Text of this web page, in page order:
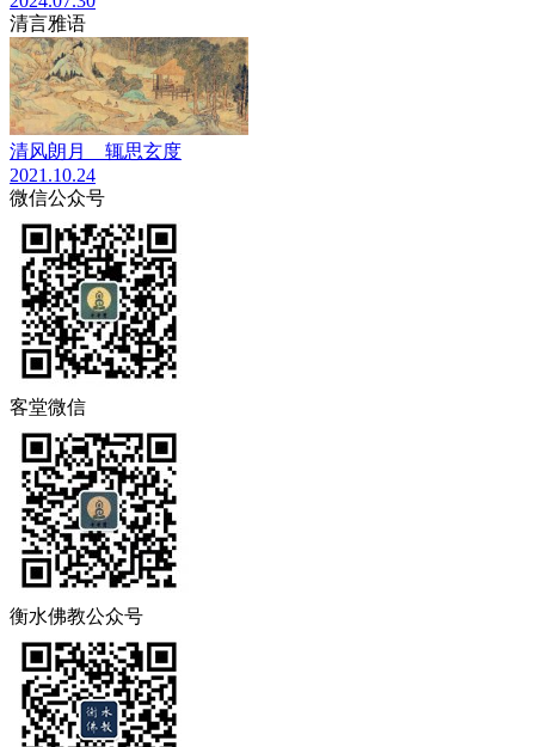
清言雅语
清风朗月 辄思玄度
2021.10.24
微信公众号
客堂微信
衡水佛教公众号